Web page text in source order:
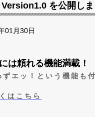
を公開しま
01月30日
は頼れる機能満載！
ずエッ！という機能も
はこちら